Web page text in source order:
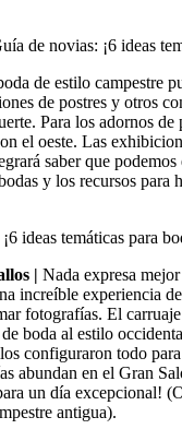
de estilo campestre
de postres y otros
Para los adornos
el oeste. Las
saber que
y los recursos
| Nada expresa
experiencia
fotografías. El
boda al estilo
configuraron todo
abundan en el Gran
un día excepcional!
antigua).